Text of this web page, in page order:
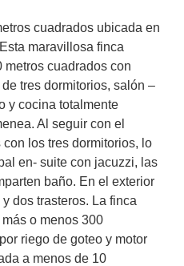
cuadrados ubicada en
maravillosa finca
metros cuadrados con
tres dormitorios, salón –
y cocina totalmente
Al seguir con el
los tres dormitorios, lo
en- suite con jacuzzi, las
baño. En el exterior
dos trasteros. La finca
o menos 300
riego de goteo y motor
a menos de 10